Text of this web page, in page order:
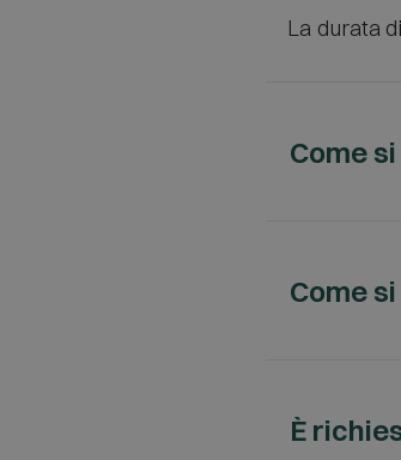
La durata
Come
quale si
apposito
Come
all'esame
È